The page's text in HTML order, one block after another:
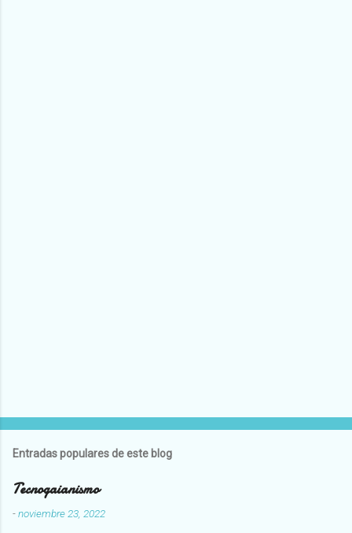
Entradas populares de este blog
Tecnogaianismo
-noviembre 23, 2022